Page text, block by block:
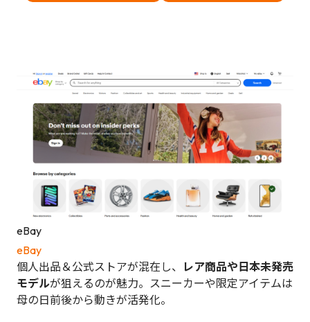
eBay
eBay
個人出品＆公式ストアが混在し、
レア商品や日本未発売
モデルが狙えるのが魅力。スニーカーや限定アイテムは
母の日前後から動きが活発化。